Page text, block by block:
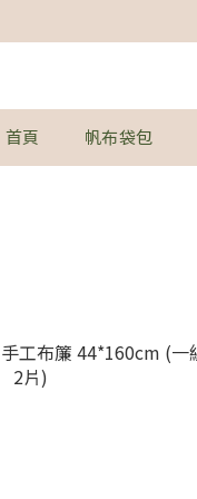
首頁 帆布袋包